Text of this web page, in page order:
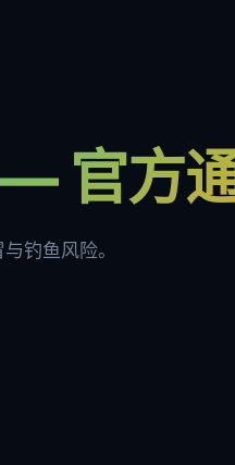
官方
钓鱼风险。